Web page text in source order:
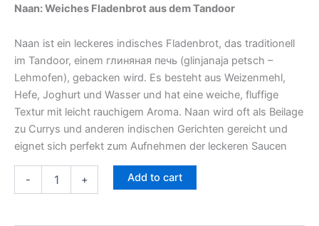
Naan: Weiches Fladenbrot aus dem Tandoor
Naan ist ein leckeres indisches Fladenbrot, das traditionell
im Tandoor, einem глиняная печь (glinjanaja petsch –
Lehmofen), gebacken wird. Es besteht aus Weizenmehl,
Hefe, Joghurt und Wasser und hat eine weiche, fluffige
Textur mit leicht rauchigem Aroma. Naan wird oft als Beilage
zu Currys und anderen indischen Gerichten gereicht und
eignet sich perfekt zum Aufnehmen der leckeren Saucen
- + Add to cart